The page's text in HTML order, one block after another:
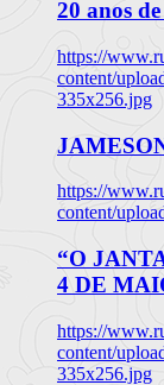
20 anos
https://
content/
335x256.jpg
https://
content/
“O
4 DE
https://
content/
335x256.jpg